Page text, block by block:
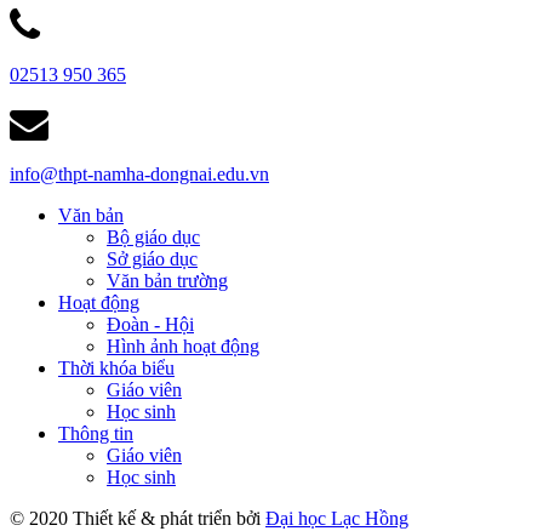
02513 950 365
info@thpt-namha-dongnai.edu.vn
Văn bản
Bộ giáo dục
Sở giáo dục
Văn bản trường
Hoạt động
Đoàn - Hội
Hình ảnh hoạt động
Thời khóa biểu
Giáo viên
Học sinh
Thông tin
Giáo viên
Học sinh
© 2020 Thiết kế & phát triển bởi Đại học Lạc Hồng